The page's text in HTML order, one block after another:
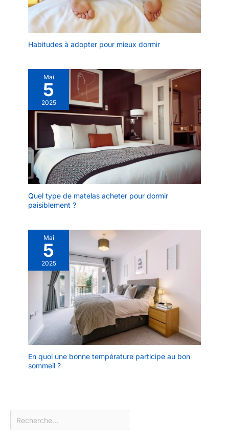
Habitudes à adopter pour mieux dormir
Mai
5
2025
Quel type de matelas acheter pour dormir
paisiblement ?
Mai
5
2025
En quoi une bonne température participe au bon
sommeil ?